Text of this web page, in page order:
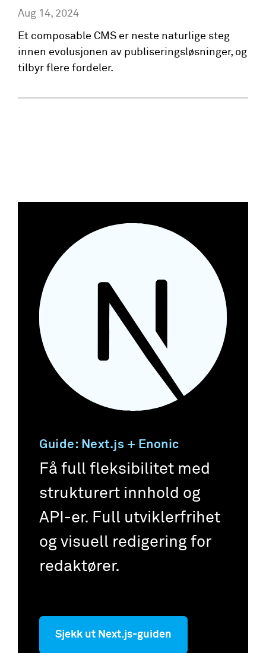
Aug 14, 2024
Et composable CMS er neste naturlige steg
innen evolusjonen av publiseringsløsninger, og
tilbyr flere fordeler.
Guide: Next.js + Enonic
Få full fleksibilitet med
strukturert innhold og
API-er. Full utviklerfrihet
og visuell redigering for
redaktører.
Sjekk ut Next.js-guiden